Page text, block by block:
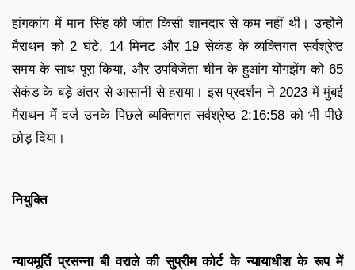
हांगकांग में मान सिंह की जीत किसी शानदार से कम नहीं थी। उन्होंने
मैराथन को 2 घंटे, 14 मिनट और 19 सेकंड के व्यक्तिगत सर्वश्रेष्ठ
समय के साथ पूरा किया, और उपविजेता चीन के हुआंग योंगझेंग को 65
सेकंड के बड़े अंतर से आसानी से हराया। इस प्रदर्शन ने 2023 में मुंबई
मैराथन में दर्ज उनके पिछले व्यक्तिगत सर्वश्रेष्ठ 2:16:58 को भी पीछे
छोड़ दिया।
नियुक्ति
न्यायमूर्ति प्रसन्ना बी वराले की सुप्रीम कोर्ट के न्यायाधीश के रूप में